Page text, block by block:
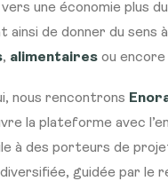
une économie plus
ainsi de donner du sens
, alimentairesou encore
nous rencontrons
la plateforme avec
à des porteurs de
guidée par le